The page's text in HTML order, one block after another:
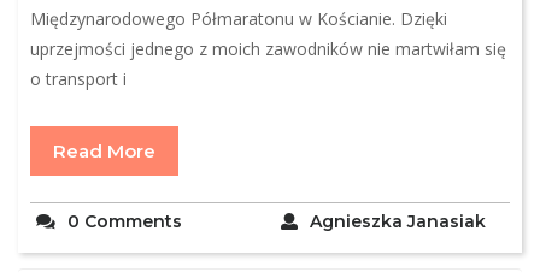
Międzynarodowego Półmaratonu w Kościanie. Dzięki
uprzejmości jednego z moich zawodników nie martwiłam się
o transport i
Read More
Agnieszka Janasiak
0 Comments